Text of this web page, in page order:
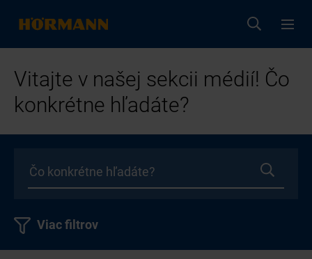
Vitajte v našej sekcii médií! Čo
konkrétne hľadáte?
Viac filtrov